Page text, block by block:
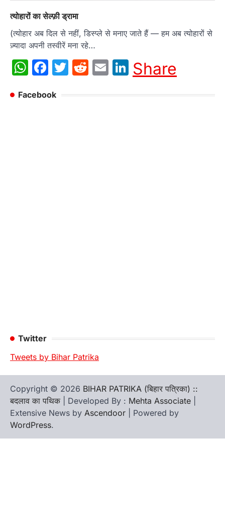
त्योहारों का सेल्फ़ी ड्रामा
(त्योहार अब दिल से नहीं, डिस्प्ले से मनाए जाते हैं — हम अब त्योहारों से
ज़्यादा अपनी तस्वीरें मना रहे…
WhatsApp
Facebook
Twitter
Reddit
EmailLinkedIn
Share
Facebook
Twitter
Tweets by Bihar Patrika
Copyright © 2026 BIHAR PATRIKA (बिहार पत्रिका) ::
बदलाव का पथिक | Developed By : Mehta Associate
Extensive News by Ascendoor | Powered by
WordPress.